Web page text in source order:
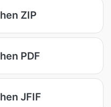
ZIP
PDF
JFIF